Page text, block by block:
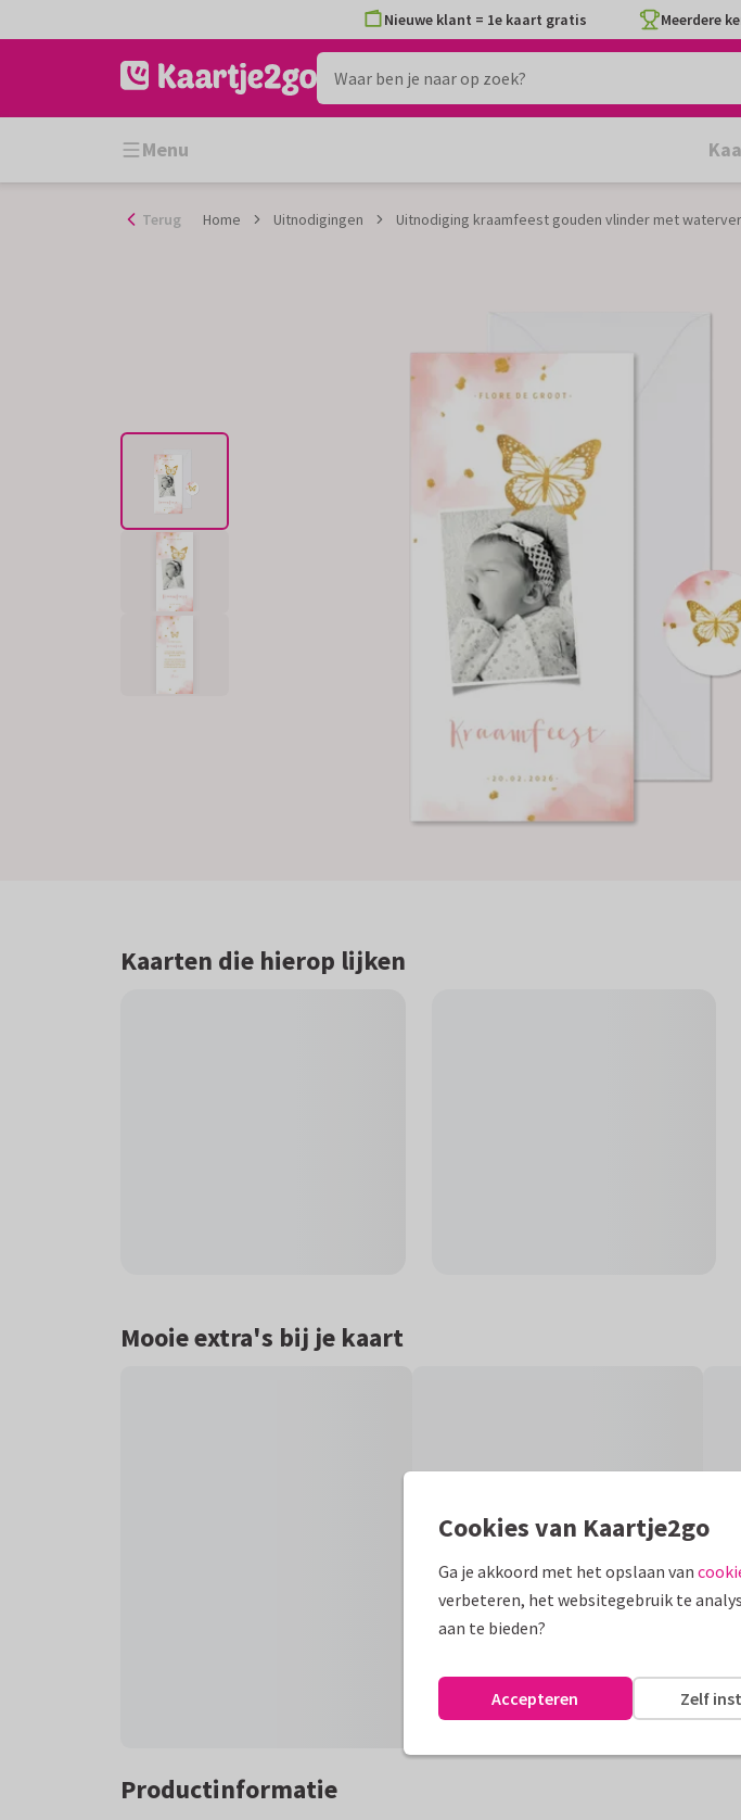
naar
Nieuwe klant = 1e kaart gratis Meerdere
Menu
Terug Home Uitnodigingen Uitnodiging kraamfeest gouden vlinder met
Kaarten die hierop lijken
Mooie extra's bij je kaart
Productinformatie
Cookies van Kaartje2go
Ga je akkoord met het opslaan van
verbeteren, het websitegebruik te
aan te bieden?
Zelf
Accepteren